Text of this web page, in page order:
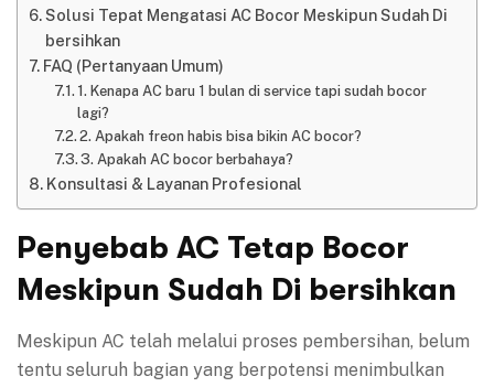
Solusi Tepat Mengatasi AC Bocor Meskipun Sudah Di
bersihkan
FAQ (Pertanyaan Umum)
1. Kenapa AC baru 1 bulan di service tapi sudah bocor
lagi?
2. Apakah freon habis bisa bikin AC bocor?
3. Apakah AC bocor berbahaya?
Konsultasi & Layanan Profesional
Penyebab AC Tetap Bocor
Meskipun Sudah Di bersihkan
Meskipun AC telah melalui proses pembersihan, belum
tentu seluruh bagian yang berpotensi menimbulkan